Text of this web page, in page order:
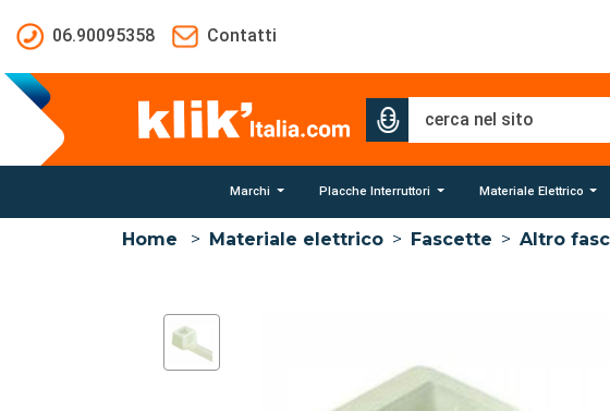
06.90095358
Contatti
Marchi Placche Interruttori Materiale Elettrico
Home > Materiale elettrico > Fascette > Altro